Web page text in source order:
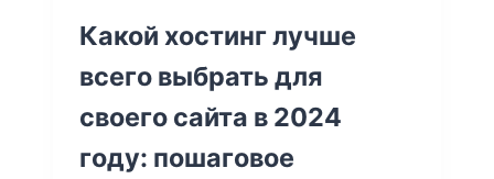
Какой хостинг лучше
всего выбрать для
своего сайта в 2024
году: пошаговое